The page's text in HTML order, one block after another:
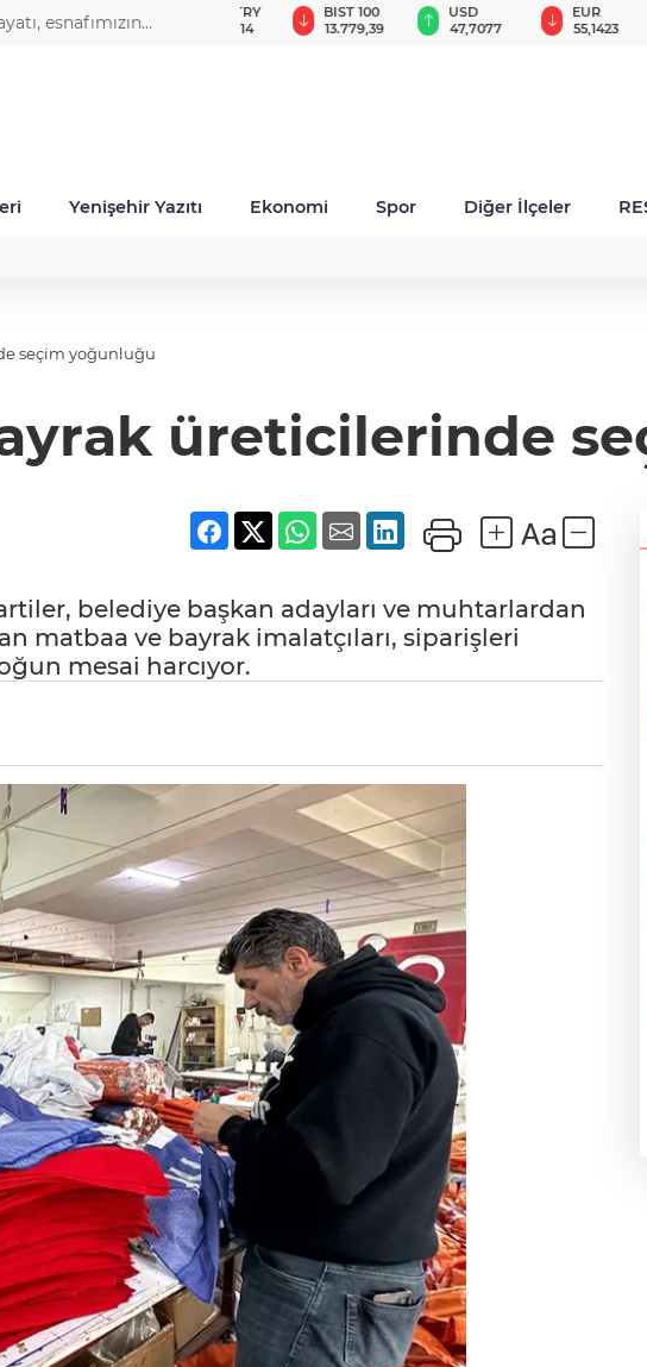
esnafımızın
0,0018
6.662,14
BIST 100
13.779,39
USD
47,7077
EUR
55,1423
Yenişehir Yazıtı Ekonomi Spor Diğer İlçeler
seçim yoğunluğu
üreticilerinde
belediye başkan adayları ve muhtarlardan
matbaa ve bayrak imalatçıları, siparişleri
mesai harcıyor.